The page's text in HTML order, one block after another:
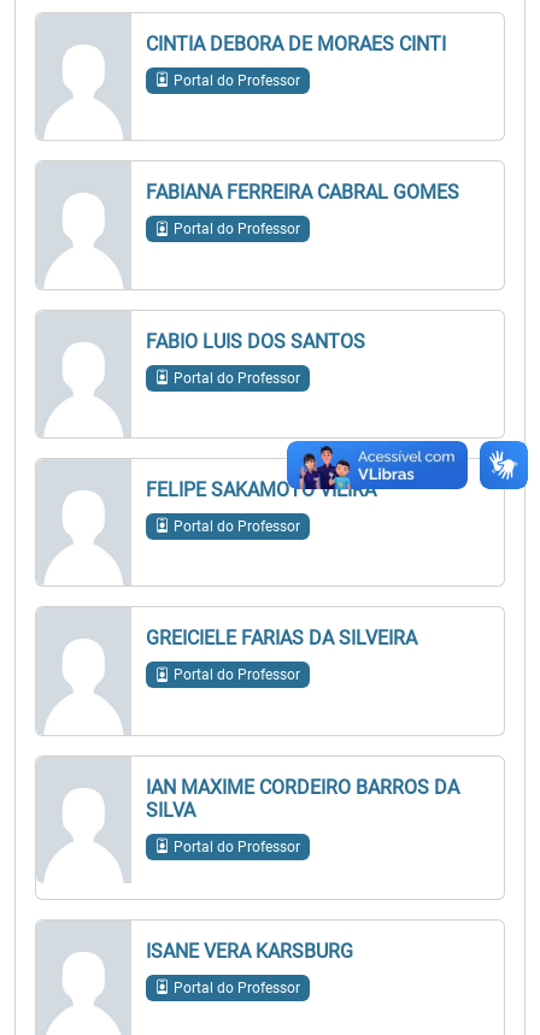
CINTIA DEBORA DE MORAES CINTI
Portal do Professor
FABIANA FERREIRA CABRAL GOMES
Portal do Professor
FABIO LUIS DOS SANTOS
Portal do Professor
FELIPE SAKAMOTO VIEIRA
Portal do Professor
GREICIELE FARIAS DA SILVEIRA
Portal do Professor
IAN MAXIME CORDEIRO BARROS DA
SILVA
Portal do Professor
ISANE VERA KARSBURG
Portal do Professor